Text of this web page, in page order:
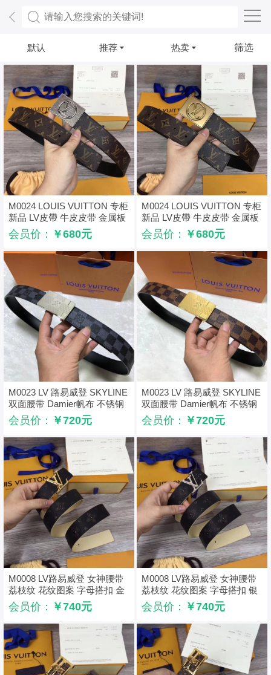
默认 推荐 热卖 筛选
M0024 LOUIS VUITTON 专柜
新品 LV皮帶 牛皮皮带 金属板
扣 银
会员价： ￥680元
M0024 LOUIS VUITTON 专柜
新品 LV皮帶 牛皮皮带 金属板
扣 金色
会员价： ￥680元
M0023 LV 路易威登 SKYLINE
双面腰带 Damier帆布 不锈钢
挂扣 LV皮带 银色
会员价： ￥720元
M0023 LV 路易威登 SKYLINE
双面腰带 Damier帆布 不锈钢
挂扣 LV皮带 金色
会员价： ￥720元
M0008 LV路易威登 女神腰带
荔枝纹 花纹图案 字母搭扣 金
扣
会员价： ￥740元
M0008 LV路易威登 女神腰带
荔枝纹 花纹图案 字母搭扣 银
扣
会员价： ￥740元